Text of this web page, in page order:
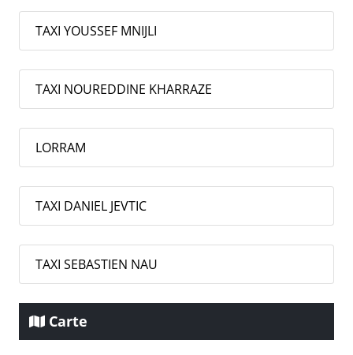
TAXI YOUSSEF MNIJLI
TAXI NOUREDDINE KHARRAZE
LORRAM
TAXI DANIEL JEVTIC
TAXI SEBASTIEN NAU
Carte